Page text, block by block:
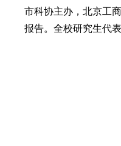
市科协主办，北京工
报告。全校研究生代